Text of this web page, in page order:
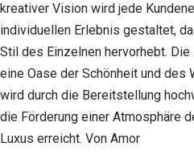
kreativer Vision wird jede
individuellen Erlebnis gestaltet,
Stil des Einzelnen hervorhebt.
eine Oase der Schönheit und des
wird durch die Bereitstellung
die Förderung einer Atmosphäre
Luxus erreicht. Von Amor